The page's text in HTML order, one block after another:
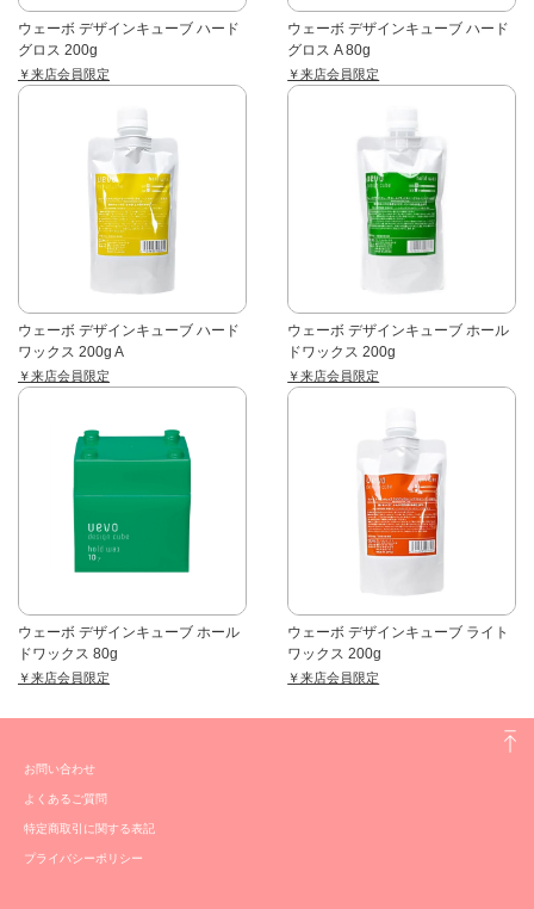
ウェーボ デザインキューブ ハード
グロス 200g
￥来店会員限定
ウェーボ デザインキューブ ハード
グロス A 80g
￥来店会員限定
ウェーボ デザインキューブ ハード
ワックス 200g A
￥来店会員限定
ウェーボ デザインキューブ ホール
ドワックス 200g
￥来店会員限定
ウェーボ デザインキューブ ホール
ドワックス 80g
￥来店会員限定
ウェーボ デザインキューブ ライト
ワックス 200g
￥来店会員限定
お問い合わせ
よくあるご質問
特定商取引に関する表記
プライバシーポリシー